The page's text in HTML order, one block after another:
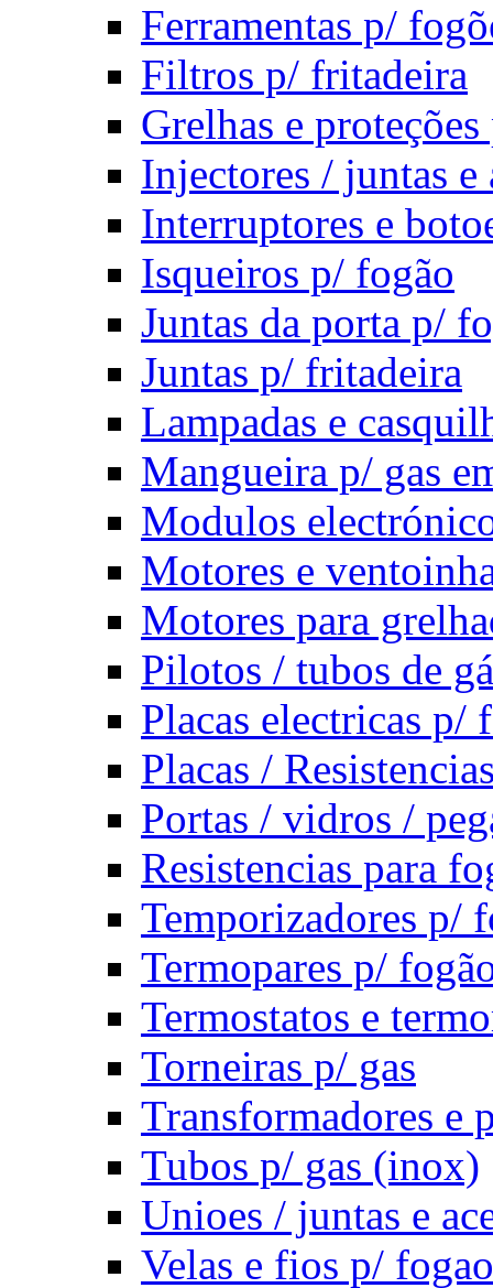
Ferramentas p/
Filtros p/ fritadeira
Grelhas e
Injectores / juntas e
Interruptores e
Isqueiros p/ fogão
Juntas da porta p/
Juntas p/ fritadeira
Lampadas e
Mangueira p/ gas
Modulos
Motores e
Motores para
Pilotos / tubos de
Placas electricas p/
Placas /
Portas / vidros /
Resistencias para
Temporizadores p/
Termopares p/
Termostatos e
Torneiras p/ gas
Transformadores e
Tubos p/ gas (inox)
Unioes / juntas e
Velas e fios p/ fogao